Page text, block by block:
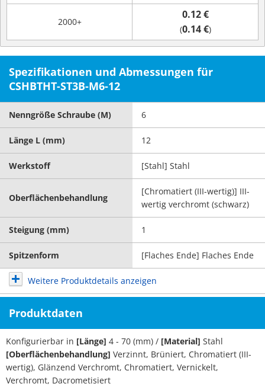
2000+
0.12 €
(0.14 €)
Spezifikationen und Abmessungen für
CSHBTHT-ST3B-M6-12
Nenngröße Schraube (M) 6
Länge L (mm) 12
Werkstoff [Stahl] Stahl
Oberflächenbehandlung
[Chromatiert (III-wertig)] III-
wertig verchromt (schwarz)
Steigung (mm) 1
Spitzenform [Flaches Ende] Flaches Ende
Weitere Produktdetails anzeigen
Produktdaten
Konfigurierbar in [Länge] 4 - 70 (mm) / [Material] Stahl
[Oberflächenbehandlung] Verzinnt, Brüniert, Chromatiert (III-
wertig), Glänzend Verchromt, Chromatiert, Vernickelt,
Verchromt, Dacrometisiert